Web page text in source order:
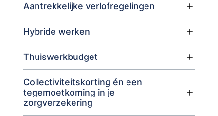
Aantrekkelijke verlofregelingen
Hybride werken
Thuiswerkbudget
Collectiviteitskorting én een
tegemoetkoming in je
zorgverzekering